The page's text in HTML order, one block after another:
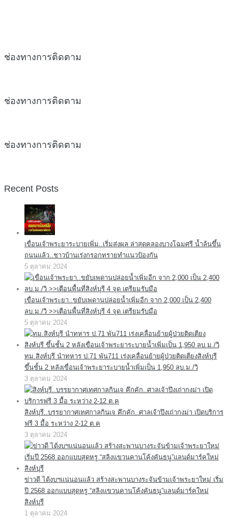
ช่องทางการติดตาม
ช่องทางการติดตาม
ช่องทางการติดตาม
Recent Posts
เขื่อนเจ้าพระยาระบายเพิ่ม..เริ่มส่งผล ล่าสุดคลองบางโฉมศรี น้ำล้นขึ้น
ถนนแล้ว..ชาวบ้านเร่งกรอกทรายทำแนวป้องกัน
5 ตุลาคม 2024
เขื่อนเจ้าพระยา..ขยับเพดานปล่อยน้ำเพิ่มอีก จาก 2,000 เป็น 2,400
ลบ.ม./วิ >>เตือนพื้นที่สิงห์บุรี 4 จุด เตรียมรับมือ
5 ตุลาคม 2024
ทม.สิงห์บุรี นำทหาร ป.71 พัน711 เร่งเคลื่อนย้ายผู้ป่วยติดเตียงสิงห์บุรี
ขึ้นชั้น 2 หลังเขื่อนเจ้าพระยาระบายน้ำเพิ่มเป็น 1,950 ลบ.ม./วิ
3 ตุลาคม 2024
สิงห์บุรี..บรรยากาศเทศกาลกินเจ คึกคัก..ศาลเจ้าปึงเถ่ากงม่า เปิดบริการ
ฟรี 3 มื้อ ระหว่าง 2-12 ต.ค
3 ตุลาคม 2024
ข่าวดี ได้งบฯแน่นอนแล้ว สร้างสะพานบางระจันข้ามเจ้าพระยาใหม่ เริ่ม
ปี 2568 ออกแบบสุดหรู “สลิงแขวนคานโค้งคันธนู”แลนด์มาร์คใหม่
สิงห์บุรี
1 ตุลาคม 2024